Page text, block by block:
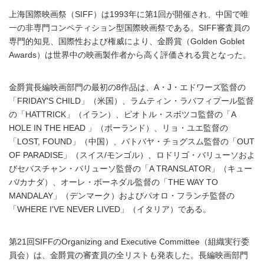
上海国際映画祭（SIFF）は1993年に第1回が開催され、中国で唯
一の非専門コンペティション型国際映画祭である。SIFF審査員の
専門的知見、国際性および権威により、金爵賞（Golden Goblet
Awards）は世界中の映画製作者から高く評価される賞となった。
金爵賞長編映画部門の最初の8作品は、A・J・エドワーズ監督の
「FRIDAY'S CHILD」（米国）、ラムティン・ラバフィプール監督
の「HATTRICK」（イラン）、ピオトル・スボツコ監督の「A
HOLE IN THE HEAD 」（ポーランド）、リョ・ユエ監督の
「LOST, FOUND」（中国）、バトバヤ・チョグスム監督の「OUT
OF PARADISE」（スイス/モンゴル）、ロドリゴ・バリューソおよ
びセバスチャン・バリューソ監督の「A TRANSLATOR」（キュー
バ/カナダ）、オーレ・ボーネダル監督の「THE WAY TO
MANDALAY」（デンマーク）およびパオロ・フランチ監督の
「WHERE I'VE NEVER LIVED」（イタリア）である。
第21回SIFFのOrganizing and Executive Committee（組織実行委
員会）は、金爵賞の審査員の全リストも発表した。長編映画部門